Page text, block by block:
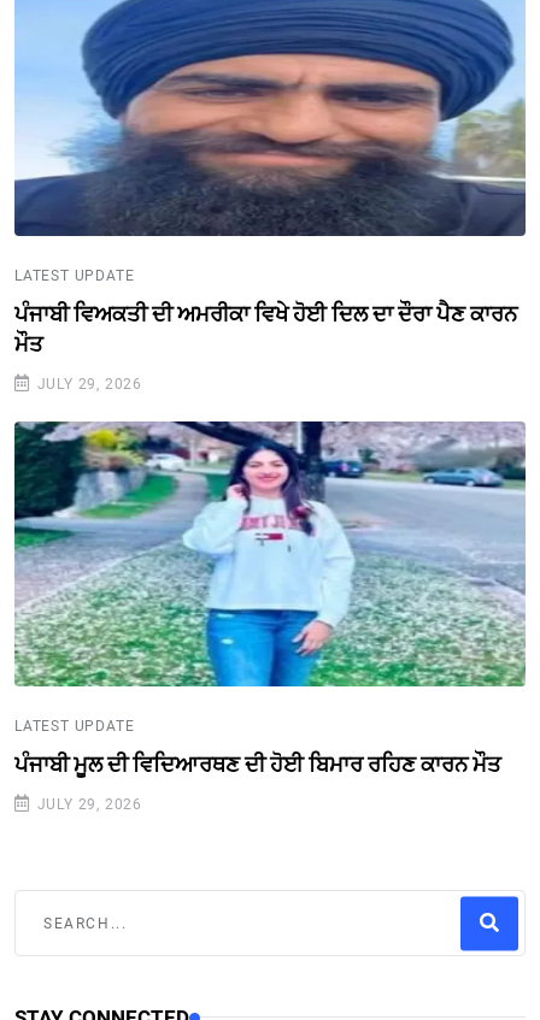
LATEST UPDATE
ਪੰਜਾਬੀ ਵਿਅਕਤੀ ਦੀ ਅਮਰੀਕਾ ਵਿਖੇ ਹੋਈ ਦਿਲ ਦਾ ਦੌਰਾ ਪੈਣ ਕਾਰਨ
ਮੌਤ
JULY 29, 2026
LATEST UPDATE
ਪੰਜਾਬੀ ਮੂਲ ਦੀ ਵਿਦਿਆਰਥਣ ਦੀ ਹੋਈ ਬਿਮਾਰ ਰਹਿਣ ਕਾਰਨ ਮੌਤ
JULY 29, 2026